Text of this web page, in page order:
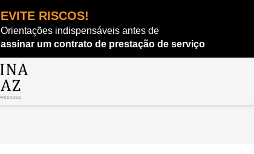
EVITE RISCOS!
Orientações indispensáveis antes de
assinar um contrato de prestação de serviço